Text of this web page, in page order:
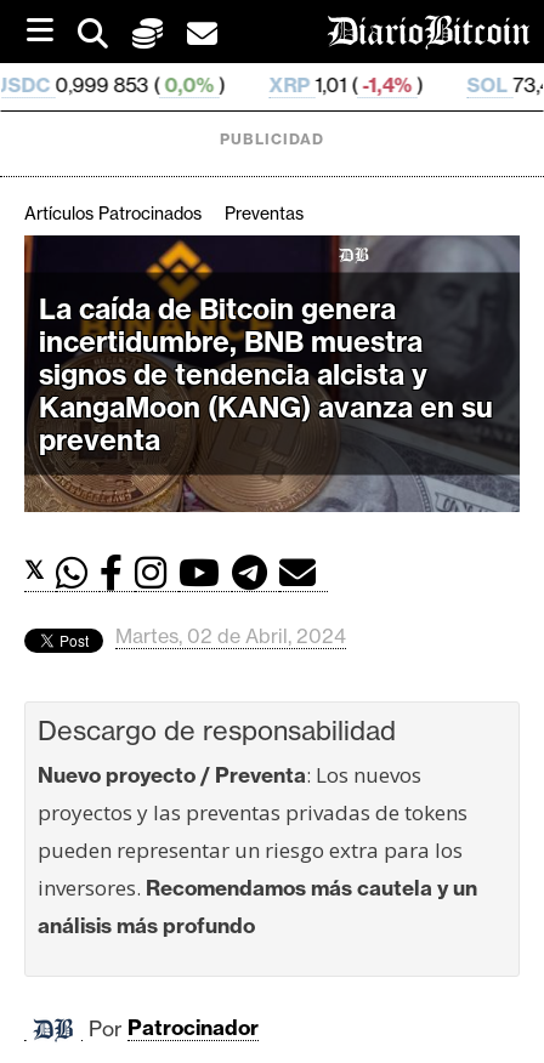
i
p
t
o
(0,0%) XRP1,01 ( -1,4%) SOL73,46 ( 0,97%)
r
i
p
t
o
M
e
r
a
o
i
t
c
i
n
E
PUBLICIDAD
Artículos Patrocinados Preventas
La caída de Bitcoin genera
incertidumbre, BNB muestra
signos de tendencia alcista y
KangaMoon (KANG) avanza en su
preventa
𝕏
Martes, 02 de Abril, 2024
Descargo de responsabilidad
Nuevo proyecto / Preventa: Los nuevos
proyectos y las preventas privadas de tokens
pueden representar un riesgo extra para los
inversores. Recomendamos más cautela y un
análisis más profundo
Por Patrocinador